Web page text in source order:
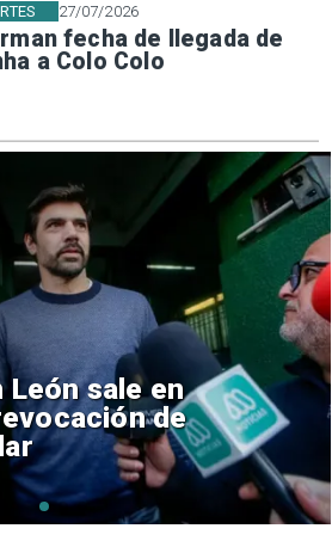
27/07/2026
fecha de llegada de
a Colo Colo
formalizan